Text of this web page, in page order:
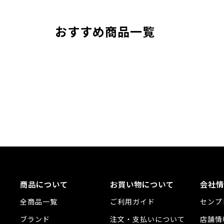
おすすめ商品一覧
商品について
全商品一覧
ブランド
お買い物について
ご利用ガイド
注文・支払いについて
会社
センプ
店舗情